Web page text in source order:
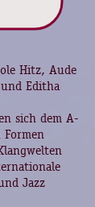
Hitz, Aude
Editha
sich dem A-
Formen
Jazz